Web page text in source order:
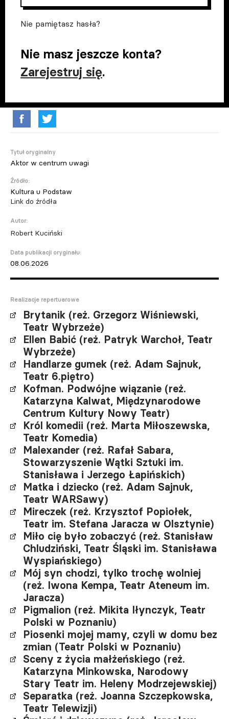
Nie pamiętasz hasła?
Nie masz jeszcze konta?
Zarejestruj się.
Tytuł oryginalny
Aktor w centrum uwagi
Źródło:
Kultura u Podstaw
Link do źródła
Autor:
Robert Kuciński
Data publikacji oryginału:
08.06.2026
Realizacje repertuarowe
Brytanik (reż. Grzegorz Wiśniewski,
Teatr Wybrzeże)
Ellen Babić (reż. Patryk Warchoł, Teatr
Wybrzeże)
Handlarze gumek (reż. Adam Sajnuk,
Teatr 6.piętro)
Kofman. Podwójne wiązanie (reż.
Katarzyna Kalwat, Międzynarodowe
Centrum Kultury Nowy Teatr)
Król komedii (reż. Marta Miłoszewska,
Teatr Komedia)
Malexander (reż. Rafał Sabara,
Stowarzyszenie Wątki Sztuki im.
Stanisława i Jerzego Łapińskich)
Matka i dziecko (reż. Adam Sajnuk,
Teatr WARSawy)
Mireczek (reż. Krzysztof Popiołek,
Teatr im. Stefana Jaracza w Olsztynie)
Miło cię było zobaczyć (reż. Stanisław
Chludziński, Teatr Śląski im. Stanisława
Wyspiańskiego)
Mój syn chodzi, tylko trochę wolniej
(reż. Iwona Kempa, Teatr Ateneum im.
Jaracza)
Pigmalion (reż. Mikita Iłynczyk, Teatr
Polski w Poznaniu)
Piosenki mojej mamy, czyli w domu bez
zmian (Teatr Polski w Poznaniu)
Sceny z życia małżeńskiego (reż.
Katarzyna Minkowska, Narodowy
Stary Teatr im. Heleny Modrzejewskiej)
Separatka (reż. Joanna Szczepkowska,
Teatr Telewizji)